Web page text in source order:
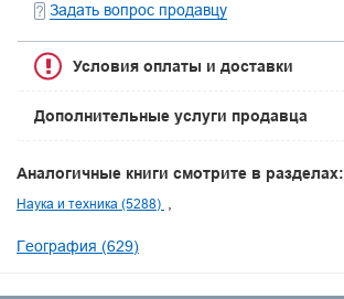
Задать вопрос продавцу
Условия оплаты и доставки
Дополнительные услуги продавца
Аналогичные книги смотрите в разделах:
Наука и техника (5288)
География (629)